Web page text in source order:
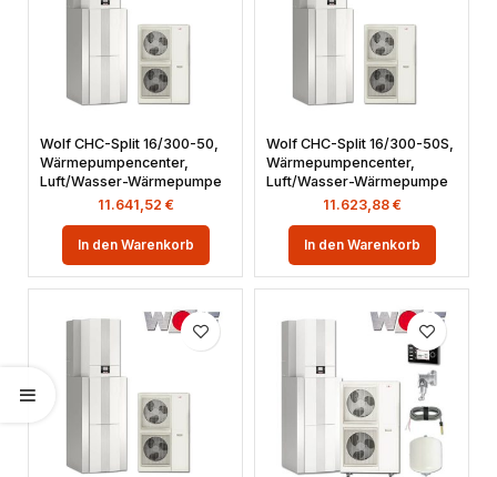
Wolf CHC-Split 16/300-50,
Wärmepumpencenter,
Luft/Wasser-Wärmepumpe
11.641,52 €
In den Warenkorb
Wolf CHC-Split 16/300-50S,
Wärmepumpencenter,
Luft/Wasser-Wärmepumpe
11.623,88 €
In den Warenkorb